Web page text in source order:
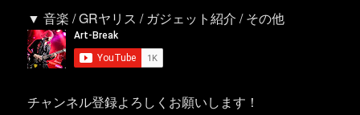
▼ 音楽 / GRヤリス / ガジェット紹介 / その他
チャンネル登録よろしくお願いします！